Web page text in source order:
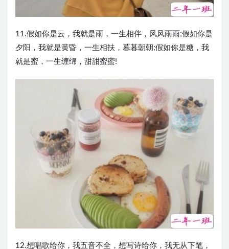
11.假如你是云，我就是雨，一生相伴，风风雨雨;假如你是
夕阳，我就是黄昏，一生相扶，暮暮朝朝;假如你是糖，我
就是蜜，一生缠绵，甜甜蜜蜜!
12.想唱歌给你，我五音不全，想写诗给你，我无从下笔，